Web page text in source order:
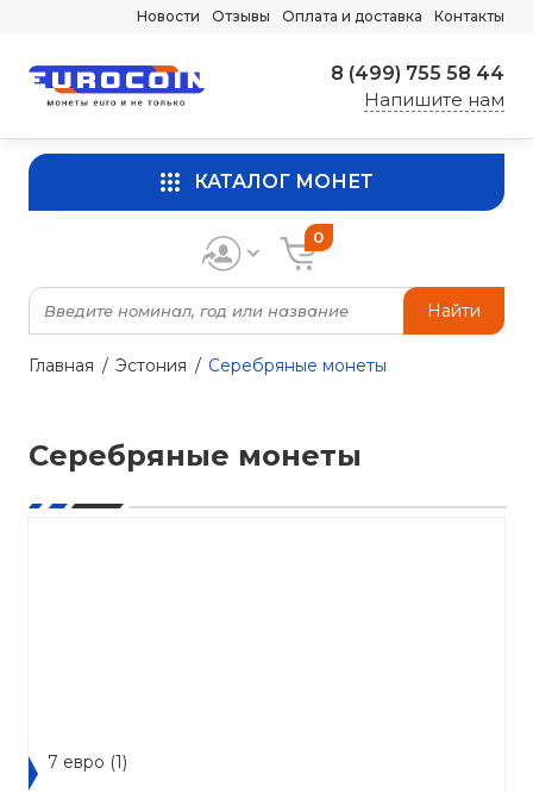
Новости Отзывы Оплата и доставка Контакты
8 (499) 755 58 44
Напишите нам
КАТАЛОГ МОНЕТ
Найти
0
Главная Эстония Серебряные монеты
Серебряные монеты
7 евро (1)